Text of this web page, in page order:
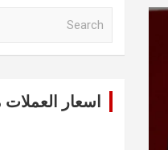
اسعار العملات